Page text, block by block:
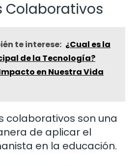
Colaborativos
te interese: ¿Cual es la
de la Tecnología?
en Nuestra Vida
colaborativos son una
de aplicar el
en la educación.